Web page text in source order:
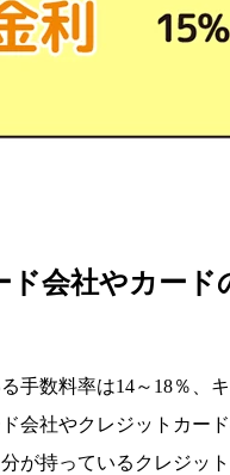
会社やカード
手数料率は14～18％、
会社やクレジットカード
が持っているクレジッ